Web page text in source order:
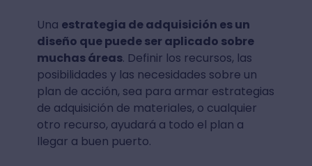
Una estrategia de adquisición es un
diseño que puede ser aplicado sobre
muchas áreas. Definir los recursos, las
posibilidades y las necesidades sobre un
plan de acción, sea para armar estrategias
de adquisición de materiales, o cualquier
otro recurso, ayudará a todo el plan a
llegar a buen puerto.